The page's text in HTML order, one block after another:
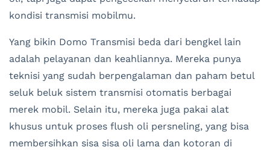
kondisi transmisi mobilmu.
Yang bikin Domo Transmisi beda dari bengkel lain
adalah pelayanan dan keahliannya. Mereka punya
teknisi yang sudah berpengalaman dan paham betul
seluk beluk sistem transmisi otomatis berbagai
merek mobil. Selain itu, mereka juga pakai alat
khusus untuk proses flush oli persneling, yang bisa
membersihkan sisa sisa oli lama dan kotoran di